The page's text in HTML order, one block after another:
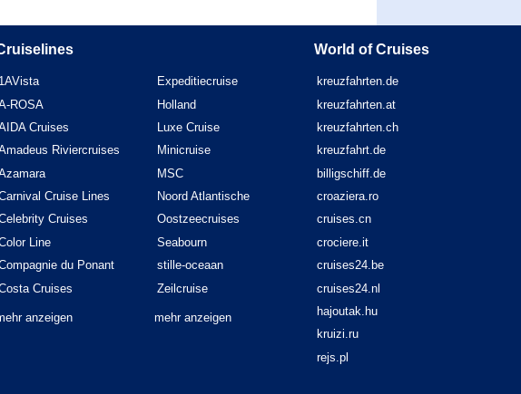
1AVista
ROSA
Cruises
Riviercruises
Cruise Lines
Cruises
Line
du Ponant
Cruises
anzeigen
Expeditiecruise
Holland
Luxe Cruise
Minicruise
MSC
Noord Atlantische
Oostzeecruises
Seabourn
stille-oceaan
Zeilcruise
mehr anzeigen
World of Cruises
kreuzfahrten.de
kreuzfahrten.at
kreuzfahrten.ch
kreuzfahrt.de
billigschiff.de
croaziera.ro
cruises.cn
crociere.it
cruises24.be
cruises24.nl
hajoutak.hu
kruizi.ru
rejs.pl